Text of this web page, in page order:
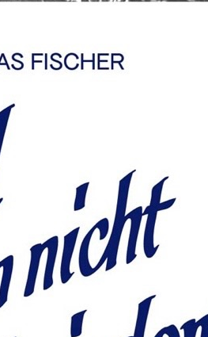
Wo Böll schweigt, scheint der
zieht nach Troisdorf, bietet einen
Andreas geht hin. Salzgraf, im
Lyriker mit eigenem literarischen
Mentorenfigur: einerseits
von dunklen Seiten gezeichnet, die
und dann erschüttern.
Andreas erlebt im Schreibkurs
Meisters für eine Kurzgeschichte,
Er bleibt im Dunstkreis des
verdunkelt, bis Salzgrafs
Verehrung austritt. Das Schreiben
mit dem Abstand von Jahrzehnten
Berufslebens als Filmregisseur,
und kann mit dem Gewesenen